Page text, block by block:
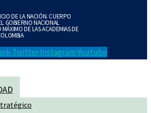
DE LA NACIÓN. CUERPO
GOBIERNO NACIONAL
DE LAS ACADEMIAS DE
Twitter InstagramYoutube